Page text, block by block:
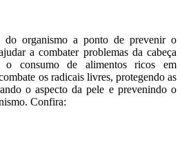
do organismo a ponto de prevenir o
a combater problemas da cabeça
consumo de alimentos ricos em
os radicais livres, protegendo as
o aspecto da pele e prevenindo o
Confira: